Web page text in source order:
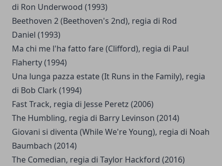
di Ron Underwood (1993)
Beethoven 2 (Beethoven's 2nd), regia di Rod
Daniel (1993)
Ma chi me l'ha fatto fare (Clifford), regia di Paul
Flaherty (1994)
Una lunga pazza estate (It Runs in the Family), regia
di Bob Clark (1994)
Fast Track, regia di Jesse Peretz (2006)
The Humbling, regia di Barry Levinson (2014)
Giovani si diventa (While We're Young), regia di Noah
Baumbach (2014)
The Comedian, regia di Taylor Hackford (2016)